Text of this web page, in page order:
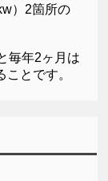
）2箇所の
毎年2ヶ月は
とです。